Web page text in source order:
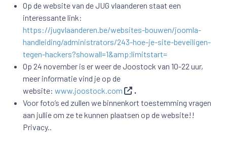
Op de website van de JUG vlaanderen staat een
interessante link:
https://jugvlaanderen.be/websites-bouwen/joomla-
handleiding/administrators/243-hoe-je-site-beveiligen-
tegen-hackers?showall=1&amp;limitstart=
Op 24 november is er weer de Joostock van 10-22 uur,
meer informatie vind je op de
website: www.joostock.com .
Voor foto’s ed zullen we binnenkort toestemming vragen
aan jullie om ze te kunnen plaatsen op de website!!
Privacy..